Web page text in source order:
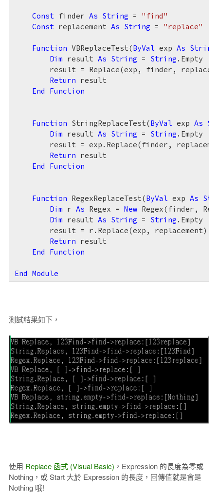
Const finder As String = "find"
Const replacement As String = "replace"
Function VBReplaceTest(ByVal exp As String
Dim result As String = String .Empty
result = Replace(exp, finder,
Return result
End
Function
Function StringReplaceTest(ByVal exp As
Dim result As String = String .Empty
result = exp.Replace(finder,
Return result
End
Function
Function RegexReplaceTest(ByVal exp As
Dim r As Regex = New Regex(finder,
Dim result As String = String .Empty
        result = r.Replace(exp, replacement)
Return result
End
Function
End Module
測試結果如下，
使用 Replace 函式 (Visual Basic) ，Expression 的長度為零或
Nothing，或 Start 大於 Expression 的長度，回傳值就是會是
Nothing 哦!